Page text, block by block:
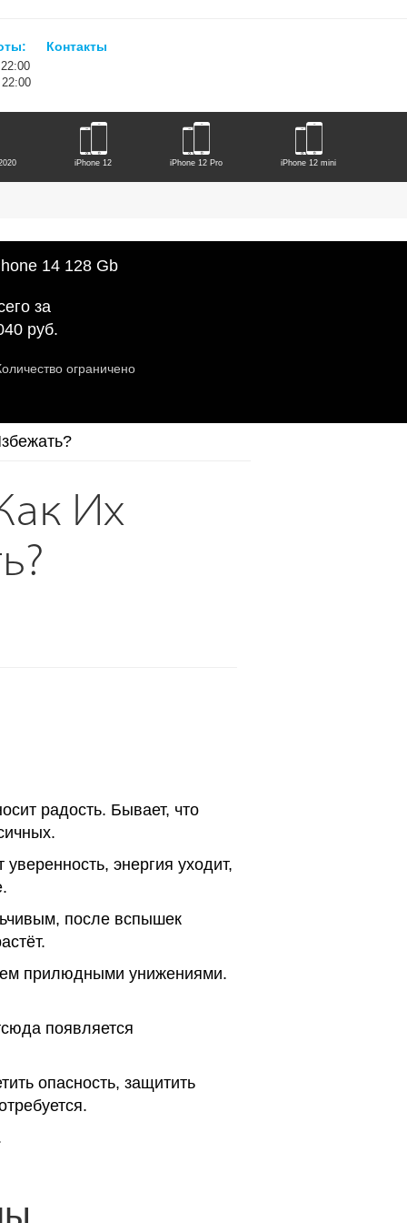
Контакты
iPhone 12 iPhone 12 Pro iPhone 12 mini
14 128 Gb
за
руб.
ограничено
Их
радость. Бывает, что
энергия уходит,
после вспышек
прилюдными унижениями.
появляется
опасность, защитить